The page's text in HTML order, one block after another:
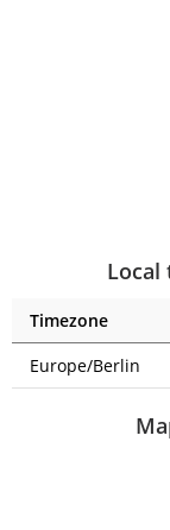
Local
Timezone
Europe/Berlin